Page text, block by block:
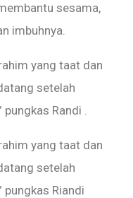
sesama,
imbuhnya.
yang taat dan
setelah
pungkas Randi .
yang taat dan
setelah
pungkas Riandi